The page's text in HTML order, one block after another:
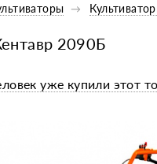
2090Б
уже купили этот